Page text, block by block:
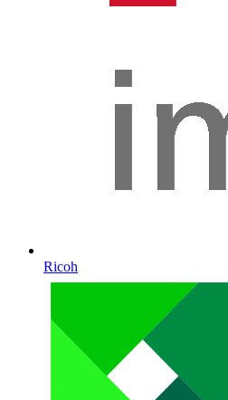
Ricoh